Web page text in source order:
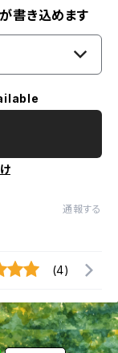
書き込めます
通報する
(4)